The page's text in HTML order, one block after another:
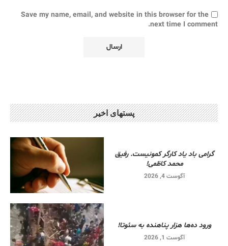
Save my name, email, and website in this browser for the
next time I comment.
پستهای اخیر
گرامی باد یاد کارگر کمونیست. رفیق
محمد کاظمی!
آگوست 4, 2026
ورود ده‌ها هزار پناهنده به سئوتا!
آگوست 1, 2026